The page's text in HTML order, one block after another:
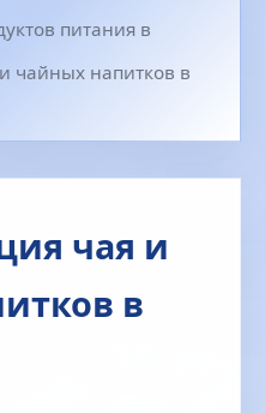
питания в
чайных напитков в
чая и
в